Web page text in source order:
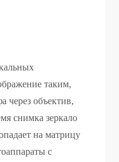
таким,
через объектив,
снимка зеркало
на матрицу
с